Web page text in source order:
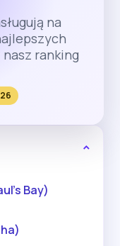
na
ranking
Bay)